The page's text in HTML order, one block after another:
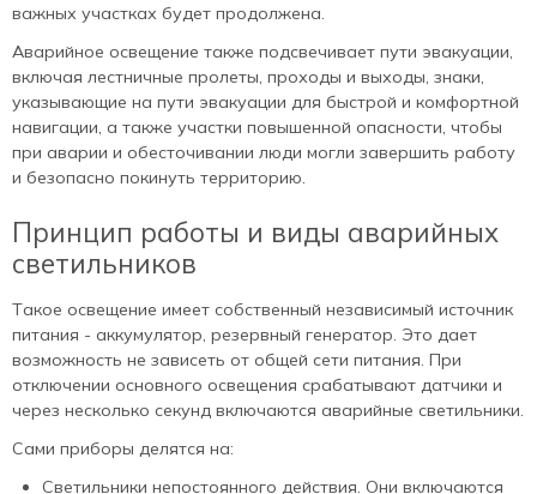
важных участках будет продолжена.
Аварийное освещение также подсвечивает пути эвакуации,
включая лестничные пролеты, проходы и выходы, знаки,
указывающие на пути эвакуации для быстрой и комфортной
навигации, а также участки повышенной опасности, чтобы
при аварии и обесточивании люди могли завершить работу
и безопасно покинуть территорию.
Принцип работы и виды аварийных
светильников
Такое освещение имеет собственный независимый источник
питания - аккумулятор, резервный генератор. Это дает
возможность не зависеть от общей сети питания. При
отключении основного освещения срабатывают датчики и
через несколько секунд включаются аварийные светильники.
Сами приборы делятся на:
Светильники непостоянного действия. Они включаются